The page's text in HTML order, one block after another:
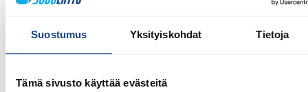
Suostumus Yksityiskohdat Tietoja
Tämä sivusto käyttää evästeitä
Tuomariraportti Swedish A-Judo/VI